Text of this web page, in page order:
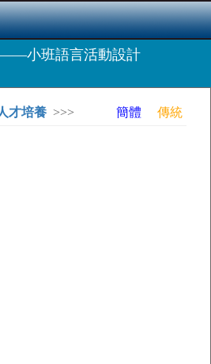
小班語言活動設計
才培養 >>> 簡體 傳統